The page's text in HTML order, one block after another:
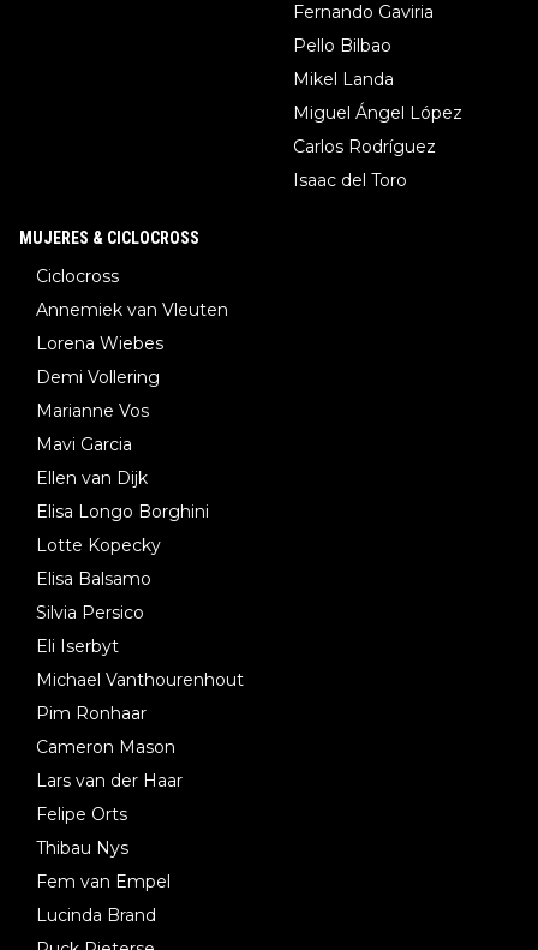
Fernando Gaviria
Pello Bilbao
Mikel Landa
Miguel Ángel López
Carlos Rodríguez
Isaac del Toro
MUJERES & CICLOCROSS
Ciclocross
Annemiek van Vleuten
Lorena Wiebes
Demi Vollering
Marianne Vos
Mavi Garcia
Ellen van Dijk
Elisa Longo Borghini
Lotte Kopecky
Elisa Balsamo
Silvia Persico
Eli Iserbyt
Michael Vanthourenhout
Pim Ronhaar
Cameron Mason
Lars van der Haar
Felipe Orts
Thibau Nys
Fem van Empel
Lucinda Brand